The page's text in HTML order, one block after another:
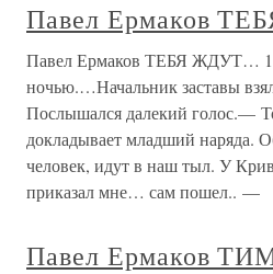
Павел Ермаков
Павел Ермаков ТЕБЯ ЖДУТ… 1
ночью.…Начальник заставы
Послышался далекий голос.—
докладывает младший наряда.
человек, идут в наш тыл. У
приказал мне… сам пошел.. —
Павел Ермаков